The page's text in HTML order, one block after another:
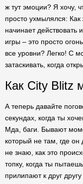
ж тут эмоции? Я хочу,
просто ухмылялся:
начинает действовать
игры – это просто
все уровни? Легко! С
затаскивать, когда
Как City Blitz
А теперь давайте
секундах, когда ты
Мда, баги. Бывают
который не там, где он
не знаю, как это
топку, когда ты
прилипают к друг